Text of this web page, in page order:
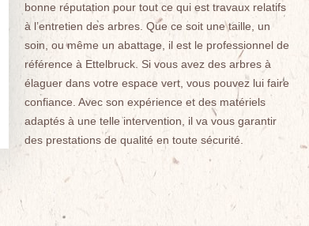
bonne réputation pour tout ce qui est travaux relatifs
à l’entretien des arbres. Que ce soit une taille, un
soin, ou même un abattage, il est le professionnel de
référence à Ettelbruck. Si vous avez des arbres à
élaguer dans votre espace vert, vous pouvez lui faire
confiance. Avec son expérience et des matériels
adaptés à une telle intervention, il va vous garantir
des prestations de qualité en toute sécurité.